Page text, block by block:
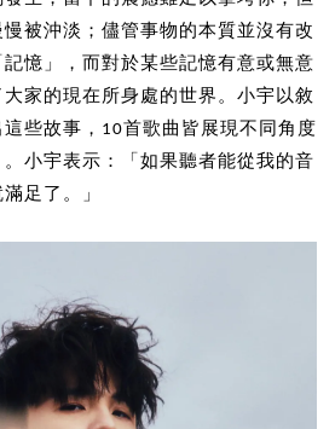
被沖淡；儘管事物的本質並沒有改
憶」，而對於某些記憶有意或無意
家的現在所身處的世界。小宇以敘
些故事，10首歌曲皆展現不同角度
小宇表示：「如果聽者能從我的音
足了。」